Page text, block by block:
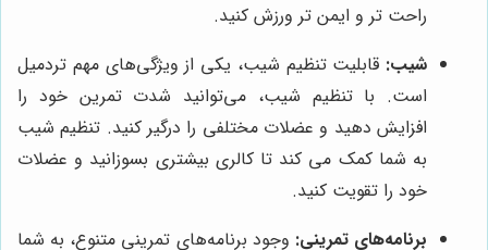
راحت تر و ایمن تر ورزش کنید.
شیب: قابلیت تنظیم شیب، یکی از ویژگی‌های مهم تردمیل
است. با تنظیم شیب، می‌توانید شدت تمرین خود را
افزایش دهید و عضلات مختلفی را درگیر کنید. تنظیم شیب
به شما کمک می کند تا کالری بیشتری بسوزانید و عضلات
خود را تقویت کنید.
برنامه‌های تمرینی: وجود برنامه‌های تمرینی متنوع، به شما